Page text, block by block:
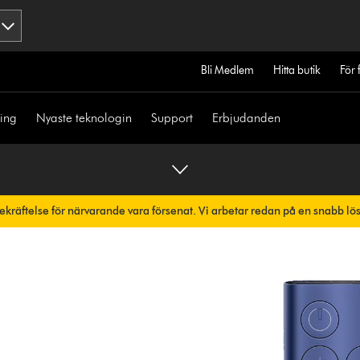
Bli Medlem Hitta butik För
Nyaste teknologin Support Erbjudanden
för närvarande vara försenat. Vi arbetar redan på en snabb